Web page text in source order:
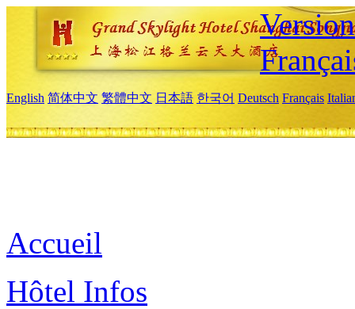
English 简体中文 繁體中文 日本語 한국어 Deutsch Français
Accueil
Hôtel Infos